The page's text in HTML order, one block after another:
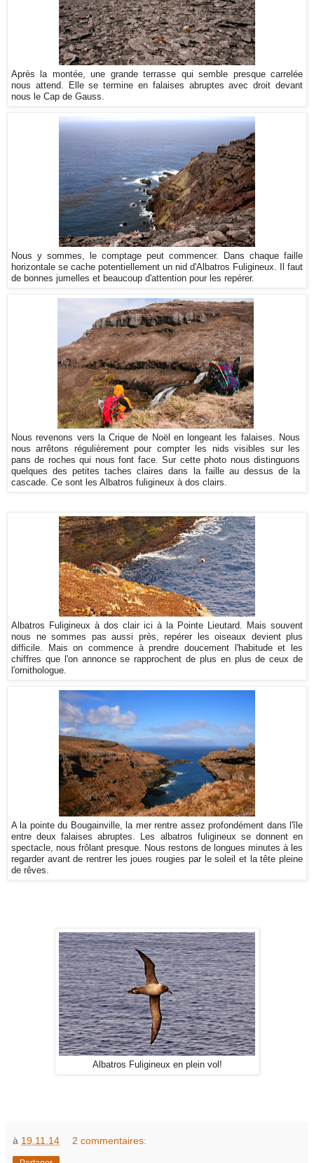
Après la montée, une grande terrasse qui semble presque carrelée
nous attend. Elle se termine en falaises abruptes avec droit devant
nous le Cap de Gauss.
Nous y sommes, le comptage peut commencer. Dans chaque faille
horizontale se cache potentiellement un nid d'Albatros Fuligineux. Il faut
de bonnes jumelles et beaucoup d'attention pour les repérer.
Nous revenons vers la Crique de Noël en longeant les falaises. Nous
nous arrêtons régulièrement pour compter les nids visibles sur les
pans de roches qui nous font face. Sur cette photo nous distinguons
quelques des petites taches claires dans la faille au dessus de la
cascade. Ce sont les Albatros fuligineux à dos clairs.
Albatros Fuligineux à dos clair ici à la Pointe Lieutard. Mais souvent
nous ne sommes pas aussi près, repérer les oiseaux devient plus
difficile. Mais on commence à prendre doucement l'habitude et les
chiffres que l'on annonce se rapprochent de plus en plus de ceux de
l'ornithologue.
A la pointe du Bougainville, la mer rentre assez profondément dans l'île
entre deux falaises abruptes. Les albatros fuligineux se donnent en
spectacle, nous frôlant presque. Nous restons de longues minutes à les
regarder avant de rentrer les joues rougies par le soleil et la tête pleine
de rêves.
Albatros Fuligineux en plein vol!
à 19.11.14 2 commentaires: